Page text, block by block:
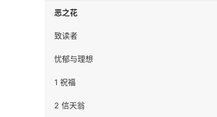
恶之花
致读者
忧郁与理想
1 祝福
2 信天翁